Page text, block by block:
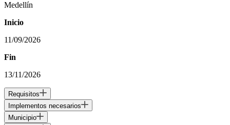
Medellín
Inicio
11/09/2026
Fin
13/11/2026
Requisitos
Implementos necesarios
Municipio